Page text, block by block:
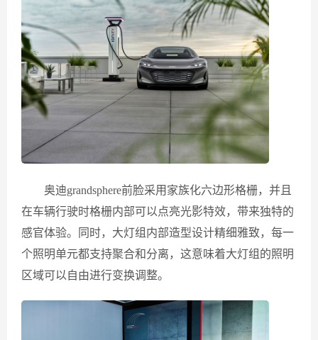
奥迪grandsphere前脸采用家族化六边形格栅，并且
在车辆行驶时格栅内部可以点亮光影特效，带来独特的
感官体验。同时，大灯组内部造型设计精细雅致，每一
个照明单元都支持聚合和分离，这意味着大灯组的照明
区域可以自由进行变换调整。